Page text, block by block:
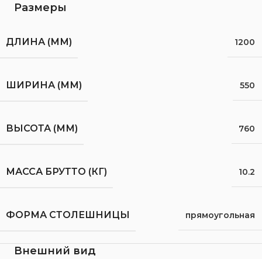
Размеры
ДЛИНА (ММ) 1200
ШИРИНА (ММ) 550
ВЫСОТА (ММ) 760
МАССА БРУТТО (КГ) 10.2
ФОРМА СТОЛЕШНИЦЫ прямоугольная
Внешний вид